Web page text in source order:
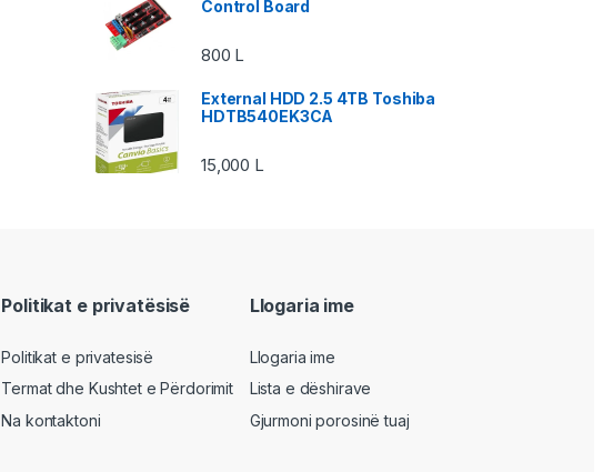
Control Board
800 L
External HDD 2.5 4TB Toshiba
HDTB540EK3CA
15,000 L
Politikat e privatësisë
Politikat e privatesisë
Termat dhe Kushtet e Përdorimit
Na kontaktoni
Llogaria ime
Llogaria ime
Lista e dëshirave
Gjurmoni porosinë tuaj